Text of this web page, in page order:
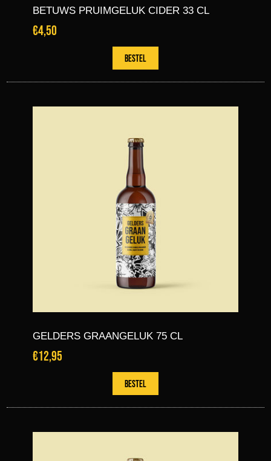
BETUWS PRUIMGELUK CIDER 33 CL
€4,50
GELDERS GRAANGELUK 75 CL
€12,95